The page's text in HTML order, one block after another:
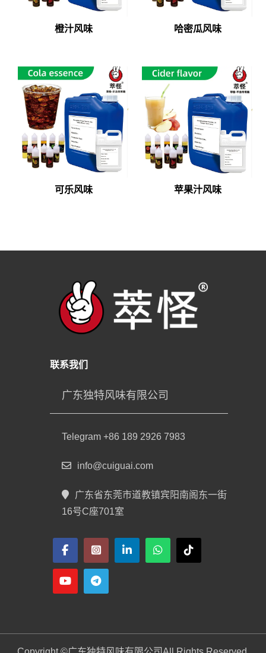
橙汁风味 哈密瓜风味
可乐风味 苹果汁风味
联系我们
广东独特风味有限公司
Telegram +86 189 2926 7983
info@cuiguai.com
广东省东莞市道教镇宾阳南阁东一街
16号C座701室